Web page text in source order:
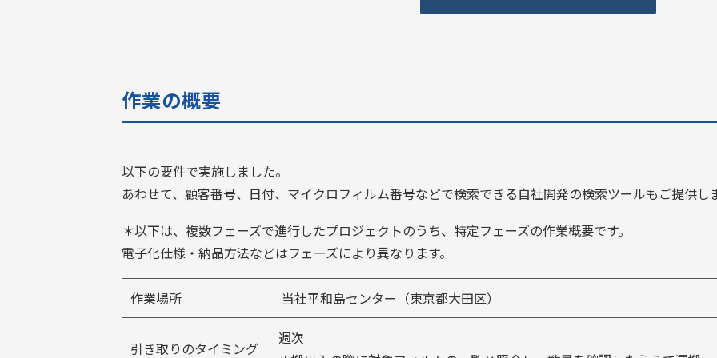
作業の概要
以下の要件で実施しました。
あわせて、顧客番号、日付、マイクロフィルム番号などで検索できる自社開発の検索ツールもご提供し
＊以下は、複数フェーズで進行したプロジェクトのうち、特定フェーズの作業概要です。
電子化仕様・納品方法などはフェーズにより異なります。
作業場所 当社平和島センター（東京都大田区）
引き取りのタイミング
週次